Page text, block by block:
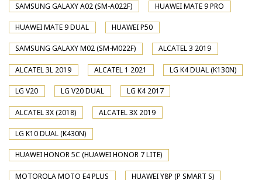
SAMSUNG GALAXY A02 (SM-A022F) HUAWEI MATE 9 PRO
HUAWEI MATE 9 DUAL HUAWEI P50
SAMSUNG GALAXY M02 (SM-M022F) ALCATEL 3 2019
ALCATEL 3L 2019 ALCATEL 1 2021 LG K4 DUAL (K130N)
LG V20 LG V20 DUAL LG K4 2017
ALCATEL 3X (2018) ALCATEL 3X 2019
LG K10 DUAL (K430N)
HUAWEI HONOR 5C (HUAWEI HONOR 7 LITE)
MOTOROLA MOTO E4 PLUS HUAWEI Y8P (P SMART S)